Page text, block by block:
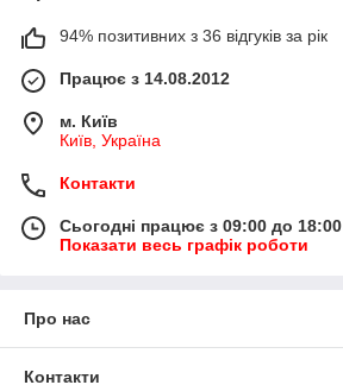
94% позитивних з 36 відгуків за рік
Працює з 14.08.2012
м. Київ
Київ, Україна
Контакти
Сьогодні працює з 09:00 до 18:00
Показати весь графік роботи
Про нас
Контакти